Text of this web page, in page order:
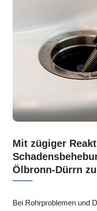
Mit zügiger
Ölbronn-Dürrn
Bei Rohrproblemen und